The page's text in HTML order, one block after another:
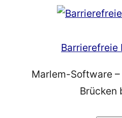
Barrierefreie
Marlem-Software
Brücken